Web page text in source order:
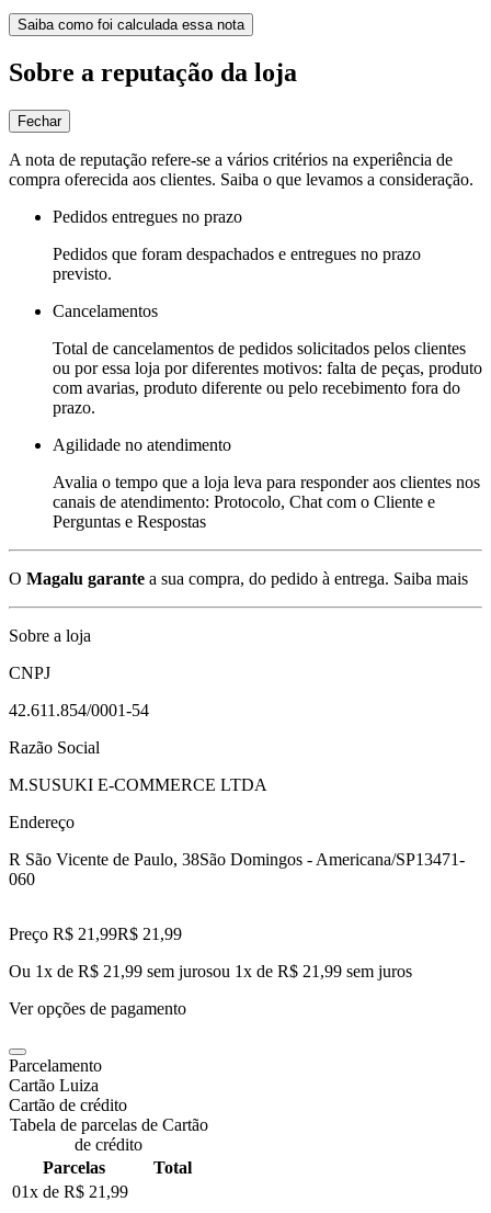
Saiba como foi calculada essa nota
Sobre a reputação da loja
Fechar
A nota de reputação refere-se a vários critérios na experiência de
compra oferecida aos clientes. Saiba o que levamos a consideração.
Pedidos entregues no prazo
Pedidos que foram despachados e entregues no prazo
previsto.
Cancelamentos
Total de cancelamentos de pedidos solicitados pelos clientes
ou por essa loja por diferentes motivos: falta de peças, produto
com avarias, produto diferente ou pelo recebimento fora do
prazo.
Agilidade no atendimento
Avalia o tempo que a loja leva para responder aos clientes nos
canais de atendimento: Protocolo, Chat com o Cliente e
Perguntas e Respostas
O Magalu garante a sua compra, do pedido à entrega. Saiba mais
Sobre a loja
CNPJ
42.611.854/0001-54
Razão Social
M.SUSUKI E-COMMERCE LTDA
Endereço
R São Vicente de Paulo, 38São Domingos - Americana/SP13471-
060
Preço R$ 21,99R$ 21 ,99
Ou 1x de R$ 21,99 sem jurosou 1x de R$ 21,99 sem juros
Ver opções de pagamento
Parcelamento
Cartão Luiza
Cartão de crédito
Tabela de parcelas de Cartão
de crédito
Parcelas
Total
01x de R$ 21,99